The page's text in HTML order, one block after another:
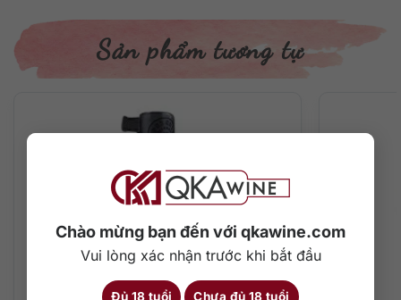
Chào mừng bạn đến với qkawine.com
Vui lòng xác nhận trước khi bắt đầu
Đủ 18 tuổi Chưa đủ 18 tuổi
– Gold International Spirits Challenge, 2022
– Excellent / Highly Recommended (90-94 pts) Ultimate
Spirits Challenge, 2021
– Bronze International Wine & Spirits Competition, 2021
– Và nhiều giải thưởng quan trọng khác
Thông tin chi tiết về rượu
Xuất xứ: Mỹ
Phân loại: Bourbon American Whiskey
Sản phẩm tương tự